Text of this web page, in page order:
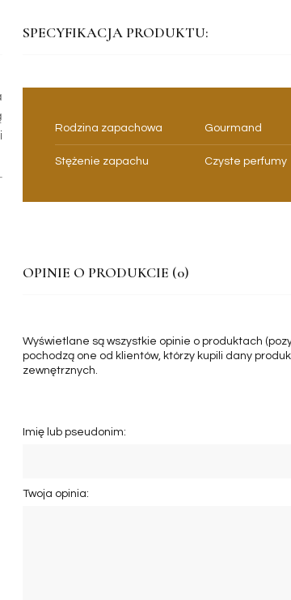
SPECYFIKACJA PRODUKTU:
Rodzina zapachowa Gourmand
Stężenie zapachu Czyste perfumy
OPINIE O PRODUKCIE (0)
Wyświetlane są wszystkie opinie o produktach
pochodzą one od klientów, którzy kupili dany
zewnętrznych.
Imię lub pseudonim:
Twoja opinia: